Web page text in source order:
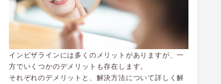
インビザラインには多くのメリットがありますが、一
方でいくつかのデメリットも存在します。
それぞれのデメリットと、解決方法について詳しく解